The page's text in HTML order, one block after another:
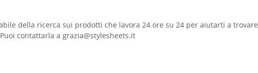
della ricerca sui prodotti che lavora 24 ore su 24 per aiutarti a trovare
contattarla a grazia@stylesheets.it